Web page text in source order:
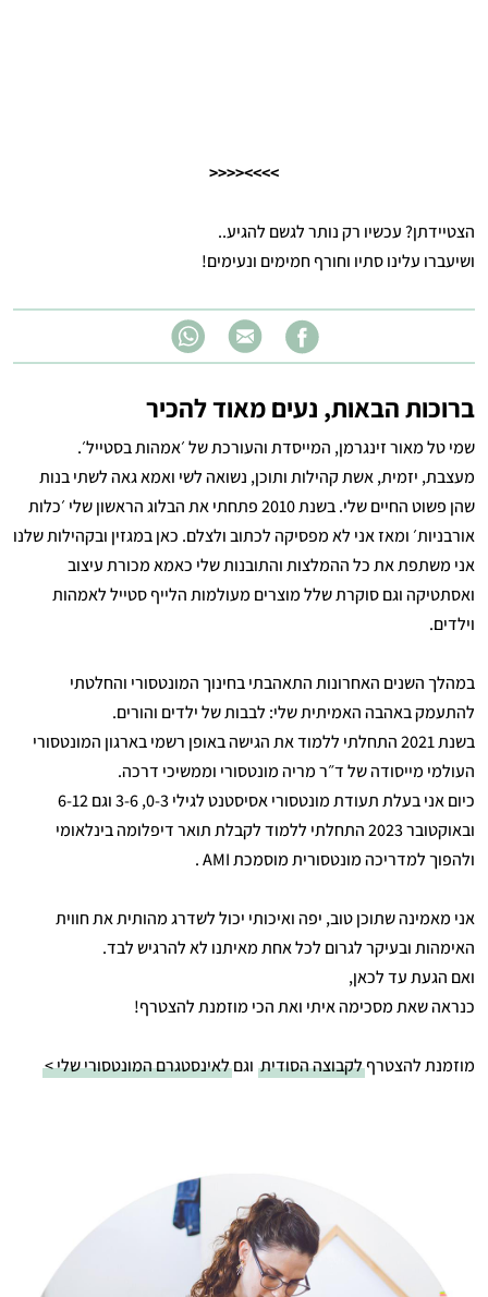
>>>><<<<
הצטיידתן? עכשיו רק נותר לגשם להגיע..
ושיעברו עלינו סתיו וחורף חמימים ונעימים!
ברוכות הבאות, נעים מאוד להכיר
שמי טל מאור זינגרמן, המייסדת והעורכת של ׳אמהות בסטייל׳.
מעצבת, יזמית, אשת קהילות ותוכן, נשואה לשי ואמא גאה לשתי בנות
שהן פשוט החיים שלי. בשנת 2010 פתחתי את הבלוג הראשון שלי ׳כלות
אורבניות׳ ומאז אני לא מפסיקה לכתוב ולצלם. כאן במגזין ובקהילות שלנו
אני משתפת את כל ההמלצות והתובנות שלי כאמא מכורת עיצוב
ואסתטיקה וגם סוקרת שלל מוצרים מעולמות הלייף סטייל לאמהות
וילדים.
במהלך השנים האחרונות התאהבתי בחינוך המונטסורי והחלטתי
להתעמק באהבה האמיתית שלי: לבבות של ילדים והורים.
בשנת 2021 התחלתי ללמוד את הגישה באופן רשמי בארגון המונטסורי
העולמי מייסודה של ד״ר מריה מונטסורי וממשיכי דרכה.
כיום אני בעלת תעודת מונטסורי אסיסטנט לגילי 0-3, 3-6 וגם 6-12
ובאוקטובר 2023 התחלתי ללמוד לקבלת תואר דיפלומה בינלאומי
ולהפוך למדריכה מונטסורית מוסמכת AMI .
אני מאמינה שתוכן טוב, יפה ואיכותי יכול לשדרג מהותית את חווית
האימהות ובעיקר לגרום לכל אחת מאיתנו לא להרגיש לבד.
ואם הגעת עד לכאן,
כנראה שאת מסכימה איתי ואת הכי מוזמנת להצטרף!
מוזמנת להצטרףלקבוצה הסודיתוגםלאינסטגרם המונטסורי שלי >